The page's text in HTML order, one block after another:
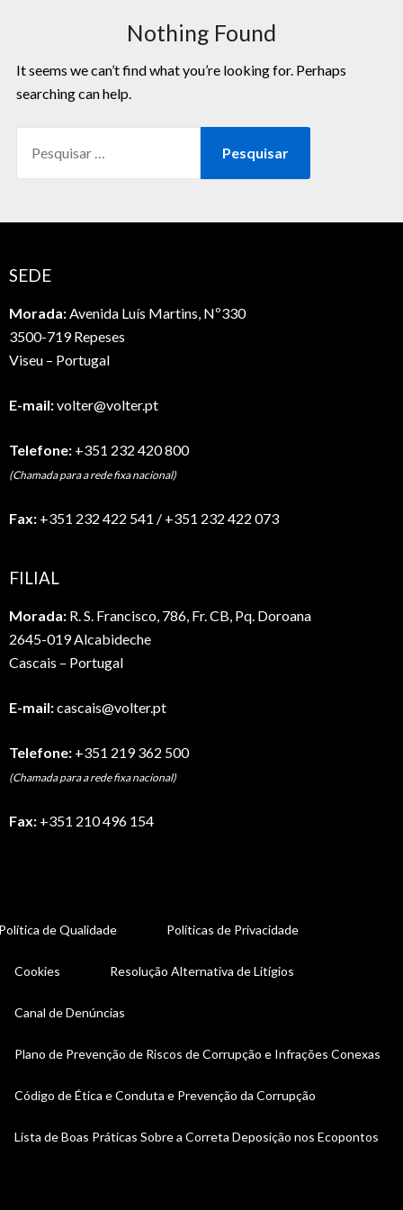
Nothing Found
It seems we can’t find what you’re looking for. Perhaps
searching can help.
SEDE
Morada:Avenida Luís Martins, Nº330
3500-719 Repeses
Viseu – Portugal
E-mail:volter@volter.pt
Telefone: +351 232 420 800
(Chamada para a rede fixa nacional)
Fax: +351 232 422 541 / +351 232 422 073
FILIAL
Morada: R. S. Francisco, 786, Fr. CB, Pq. Doroana
2645-019 Alcabideche
Cascais – Portugal
E-mail:cascais@volter.pt
Telefone: +351 219 362 500
(Chamada para a rede fixa nacional)
Fax: +351 210 496 154
de Qualidade Políticas de Privacidade
Cookies Resolução Alternativa de Litígios
Canal de Denúncias
Plano de Prevenção de Riscos de Corrupção e Infrações Conexas
Código de Ética e Conduta e Prevenção da Corrupção
Lista de Boas Práticas Sobre a Correta Deposição nos Ecopontos